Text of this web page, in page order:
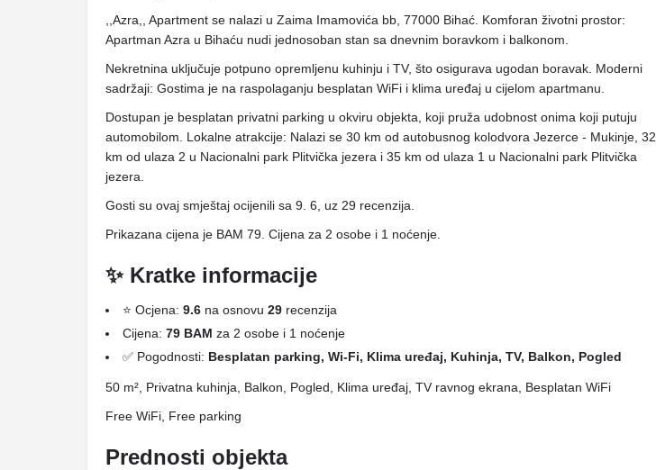
,,Azra,, Apartment se nalazi u Zaima Imamovića bb, 77000 Bihać. Komforan životni prostor:
Apartman Azra u Bihaću nudi jednosoban stan sa dnevnim boravkom i balkonom.
Nekretnina uključuje potpuno opremljenu kuhinju i TV, što osigurava ugodan boravak. Moderni
sadržaji: Gostima je na raspolaganju besplatan WiFi i klima uređaj u cijelom apartmanu.
Dostupan je besplatan privatni parking u okviru objekta, koji pruža udobnost onima koji putuju
automobilom. Lokalne atrakcije: Nalazi se 30 km od autobusnog kolodvora Jezerce - Mukinje, 32
km od ulaza 2 u Nacionalni park Plitvička jezera i 35 km od ulaza 1 u Nacionalni park Plitvička
jezera.
Gosti su ovaj smještaj ocijenili sa 9. 6, uz 29 recenzija.
Prikazana cijena je BAM 79. Cijena za 2 osobe i 1 noćenje.
✨ Kratke informacije
⭐ Ocjena: 9.6 na osnovu 29 recenzija
Cijena: 79 BAM za 2 osobe i 1 noćenje
✅ Pogodnosti: Besplatan parking, Wi-Fi, Klima uređaj, Kuhinja, TV, Balkon, Pogled
50 m², Privatna kuhinja, Balkon, Pogled, Klima uređaj, TV ravnog ekrana, Besplatan WiFi
Free WiFi, Free parking
Prednosti objekta